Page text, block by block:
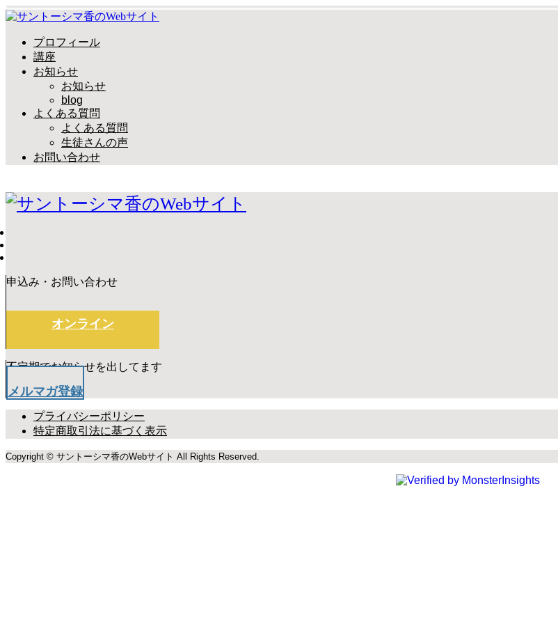
プロフィール
講座
お知らせ
お知らせ
blog
よくある質問
よくある質問
生徒さんの声
お問い合わせ
申込み・お問い合わせ
オンライン
不定期でお知らせを出してます
メルマガ登録
プライバシーポリシー
特定商取引法に基づく表示
Copyright © サントーシマ香のWebサイト All Rights Reserved.